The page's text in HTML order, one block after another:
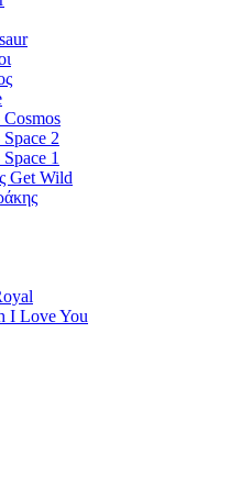
Cosmos
2
1
Get Wild
I Love You